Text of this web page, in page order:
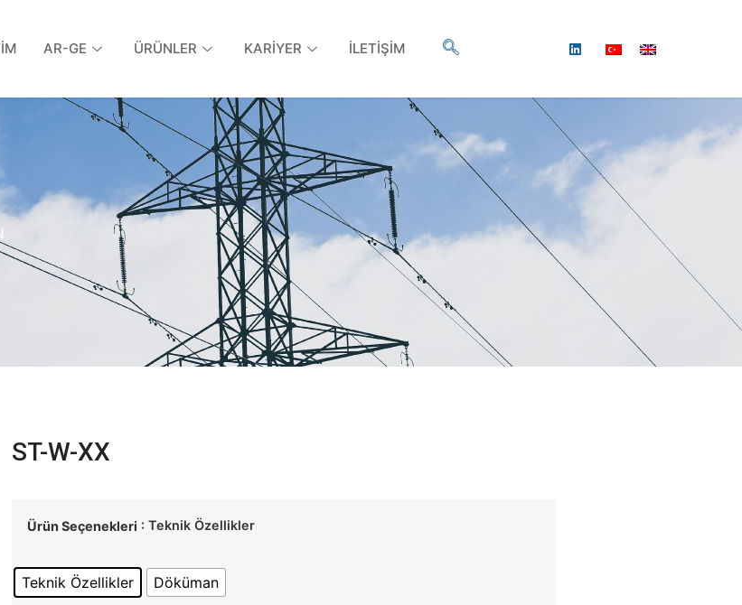
AR-GE ÜRÜNLER KARİYER İLETİŞİM
ST-W-XX
Ürün Seçenekleri : Teknik Özellikler
Teknik Özellikler Döküman